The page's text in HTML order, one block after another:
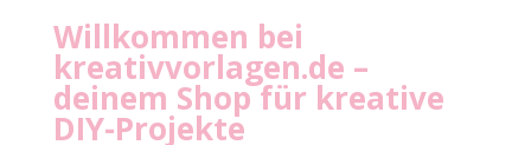
Willkommen bei
kreativvorlagen.de –
deinem Shop für kreative
DIY-Projekte